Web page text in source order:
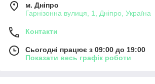
м. Дніпро
Гарнізонна вулиця, 1, Дніпро, Україна
Контакти
Сьогодні працює з 09:00 до 19:00
Показати весь графік роботи